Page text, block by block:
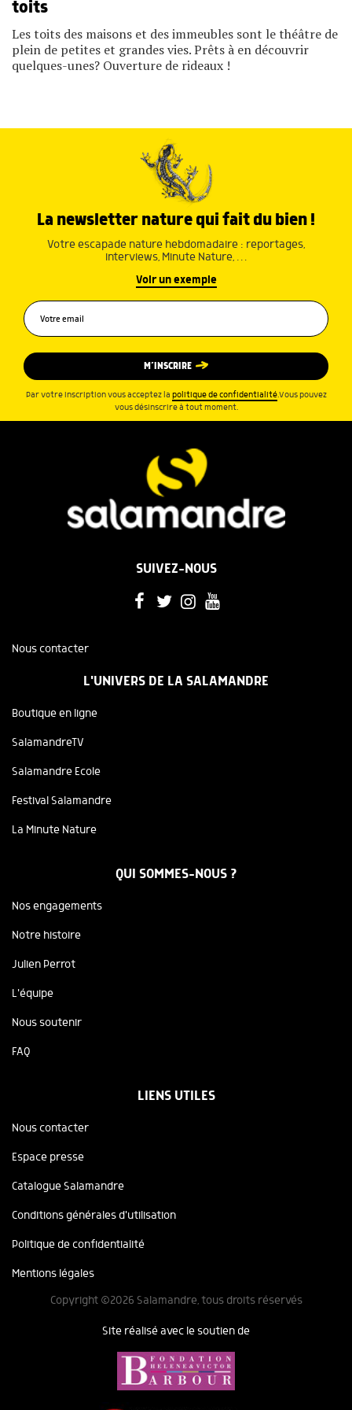
toits
Les toits des maisons et des immeubles sont le théâtre de
plein de petites et grandes vies. Prêts à en découvrir
quelques-unes? Ouverture de rideaux !
La newsletter nature qui fait du bien !
Votre escapade nature hebdomadaire : reportages,
interviews, Minute Nature, …
Voir un exemple
M’INSCRIRE
Par votre inscription vous acceptez la politique de confidentialité.Vous pouvez
vous désinscrire à tout moment.
SUIVEZ-NOUS
Nous contacter
L'UNIVERS DE LA SALAMANDRE
Boutique en ligne
SalamandreTV
Salamandre Ecole
Festival Salamandre
La Minute Nature
QUI SOMMES-NOUS ?
Nos engagements
Notre histoire
Julien Perrot
L'équipe
Nous soutenir
FAQ
LIENS UTILES
Nous contacter
Espace presse
Catalogue Salamandre
Conditions générales d'utilisation
Politique de confidentialité
Mentions légales
Copyright ©2026 Salamandre, tous droits réservés
Site réalisé avec le soutien de